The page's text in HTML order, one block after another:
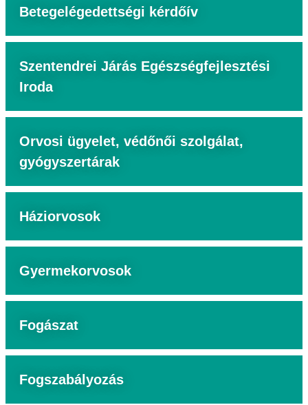
Betegelégedettségi kérdőív
Szentendrei Járás Egészségfejlesztési
Iroda
Orvosi ügyelet, védőnői szolgálat,
gyógyszertárak
Háziorvosok
Gyermekorvosok
Fogászat
Fogszabályozás